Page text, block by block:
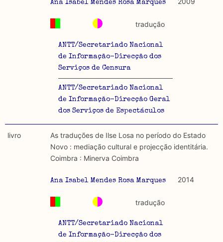
Ana Isabel Mendes Rosa Marques
ANTT/Secretariado Nacional
de Informação-Direcção dos
Serviços de Censura
ANTT/Secretariado Nacional
de Informação-Direcção Geral
dos Serviços de Espectáculos
tradução
livro
As traduções de Ilse Losa no período do Estado
Novo : mediação cultural e projecção identitária.
Coimbra : Minerva Coimbra
Ana Isabel Mendes Rosa Marques 2014
ANTT/Secretariado Nacional
de Informação-Direcção dos
tradução